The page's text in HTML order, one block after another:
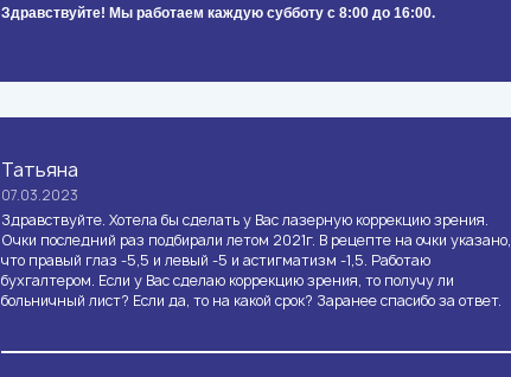
Здравствуйте! Мы работаем каждую субботу с 8:00 до 16:00.
Татьяна
07.03.2023
Здравствуйте. Хотела бы сделать у Вас лазерную коррекцию зрения.
Очки последний раз подбирали летом 2021г. В рецепте на очки указано,
что правый глаз -5,5 и левый -5 и астигматизм -1,5. Работаю
бухгалтером. Если у Вас сделаю коррекцию зрения, то получу ли
больничный лист? Если да, то на какой срок? Заранее спасибо за ответ.